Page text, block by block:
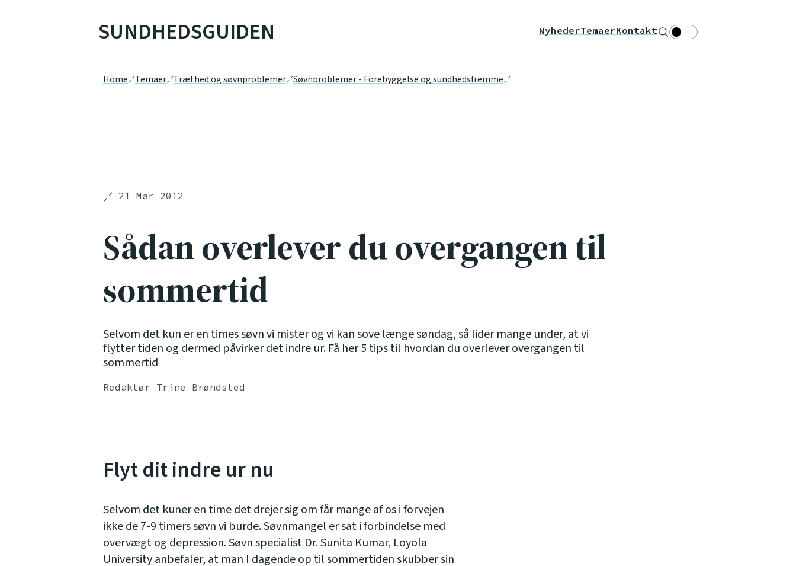
SUNDHEDSGUIDEN NyhederTemaerKontakt Søg Theme toggle
Home Temaer Træthed og søvnproblemer Søvnproblemer - Forebyggelse og sundhedsfremme
21 Mar 2012
Sådan overlever du overgangen til
sommertid
Selvom det kun er en times søvn vi mister og vi kan sove længe søndag, så lider mange under, at vi
flytter tiden og dermed påvirker det indre ur. Få her 5 tips til hvordan du overlever overgangen til
sommertid
Redaktør Trine Brøndsted
Flyt dit indre ur nu
Selvom det kuner en time det drejer sig om får mange af os i forvejen
ikke de 7-9 timers søvn vi burde. Søvnmangel er sat i forbindelse med
overvægt og depression. Søvn specialist Dr. Sunita Kumar, Loyola
University anbefaler, at man I dagende op til sommertiden skubber sin